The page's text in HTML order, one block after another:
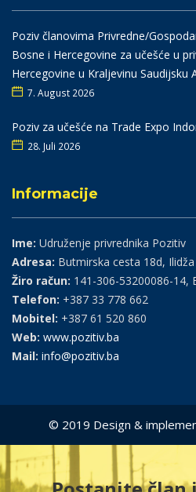
Poziv članovima Privredne/
Bosne i Hercegovine za učešće u
Hercegovine u Kraljevinu Saudijsku
7. August 2026
Poziv za učešće na Trade Expo
28. Juli 2026
Informacije
Ime: Udruženje privrednika Pozitiv
Adresa: Butmirska cesta 18d, Ilidža
Žiro račun: 141-306-53200086-14,
Telefon: +387 33 778 662
Mobitel: +387 61 520 860
Web: www.pozitiv.ba
Mail: info@pozitiv.ba
© 2019 Design &